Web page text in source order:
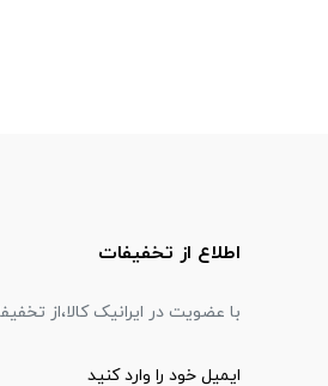
اطلاع از تخفیفات
با عضویت در ایرانیک کالا،از